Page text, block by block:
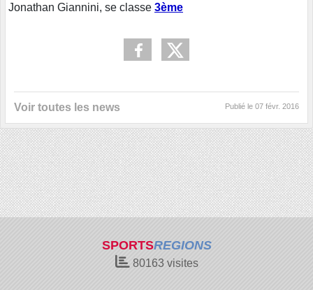
Jonathan Giannini, se classe 3ème
Voir toutes les news Publié le 07 févr. 2016
SPORTSREGIONS
80163visites